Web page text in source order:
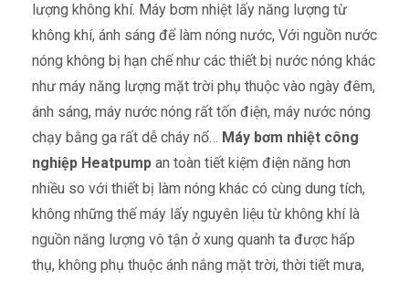
lượng không khí. Máy bơm nhiệt lấy năng lượng từ
không khí, ánh sáng để làm nóng nước, Với nguồn nước
nóng không bị hạn chế như các thiết bị nước nóng khác
như máy năng lượng mặt trời phụ thuộc vào ngày đêm,
ánh sáng, máy nước nóng rất tốn điện, máy nước nóng
chạy bằng ga rất dễ cháy nổ… Máy bơm nhiệt công
nghiệp Heatpump an toàn tiết kiệm điện năng hơn
nhiều so với thiết bị làm nóng khác có cùng dung tích,
không những thế máy lấy nguyên liệu từ không khí là
nguồn năng lượng vô tận ở xung quanh ta được hấp
thụ, không phụ thuộc ánh nắng mặt trời, thời tiết mưa,